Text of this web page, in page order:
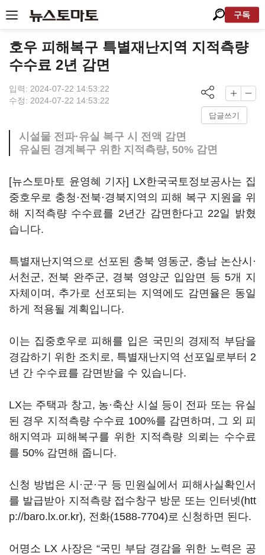
구독
호우 피해복구 특별재난지역 지적측량
수수료 2년 감면
입력: 2024-07-22 14:53:22
수정: 2024-07-22 14:53:22
답글쓰기
시설물 전파·유실 복구 시 전액 감면
유실된 경계복구 위한 지적측량, 50% 감면
[뉴스토마토 윤영혜 기자] LX한국국토정보공사는 집
중호우로 충청·전북·경북지역의 피해 복구 지원을 위
해 지적측량 수수료를 2년간 감면한다고 22일 밝혔
습니다.
특별재난지역으로 선포된 충북 영동군, 충남 논산시·
서천군, 전북 완주군, 경북 영양군 입암면 등 5개 지
자체이며, 추가로 선포되는 지역에도 감면율은 동일
하게 적용될 계획입니다.
이는 집중호우로 피해를 입은 국민의 경제적 부담을
경감하기 위한 조치로, 특별재난지역 선포일로부터 2
년 간 수수료를 감면받을 수 있습니다.
LX는 주택과 창고, 농·축산 시설 등이 전파 또는 유실
된 경우 지적측량 수수료 100%를 감면하며, 그 외 피
해지역과 피해복구를 위한 지적측량 의뢰는 수수료
를 50% 감면해 줍니다.
신청 방법은 시·군·구 등 민원실에서 피해사실확인서
를 발급받아 지적측량 접수창구 방문 또는 인터넷(htt
p://baro.lx.or.kr), 전화(1588-7704)로 신청하면 된다.
어명소 LX 사장은 “국민 부담 경감을 위한 노력은 공